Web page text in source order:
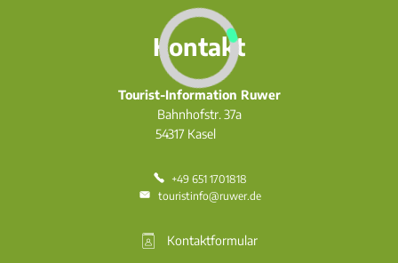
Kontakt
Tourist-Information Ruwer
Bahnhofstr. 37a
54317 Kasel
+49 651 1701818
touristinfo@ruwer.de
Kontaktformular